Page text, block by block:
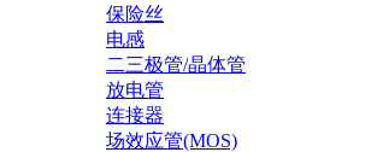
保险丝
电感
二三极管/晶体管
放电管
连接器
场效应管(MOS)